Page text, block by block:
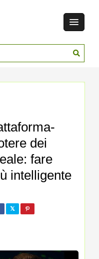
dei
fare
intelligente